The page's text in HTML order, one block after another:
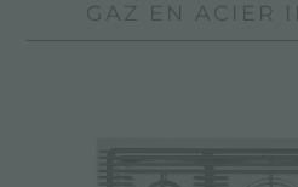
GAZ EN ACIER